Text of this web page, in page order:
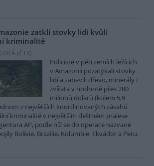
zatkli stovky lidí kvůli
kriminalitě
(ČTK)
Policisté v pěti zemích ležících
v Amazonii pozatýkali stovky
lidí a zabavili dřevo, minerály i
zvířata v hodnotě přes 280
milionů dolarů (kolem 5,9
z největších koordinovaných zásahů
kriminalitě v největším deštném pralese
AP, podle níž se do operace nazvané
Bolívie, Brazílie, Kolumbie, Ekvádor a Peru.